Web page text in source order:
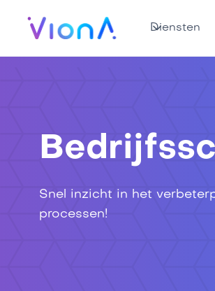
Diensten
Snel inzicht in het
processen!